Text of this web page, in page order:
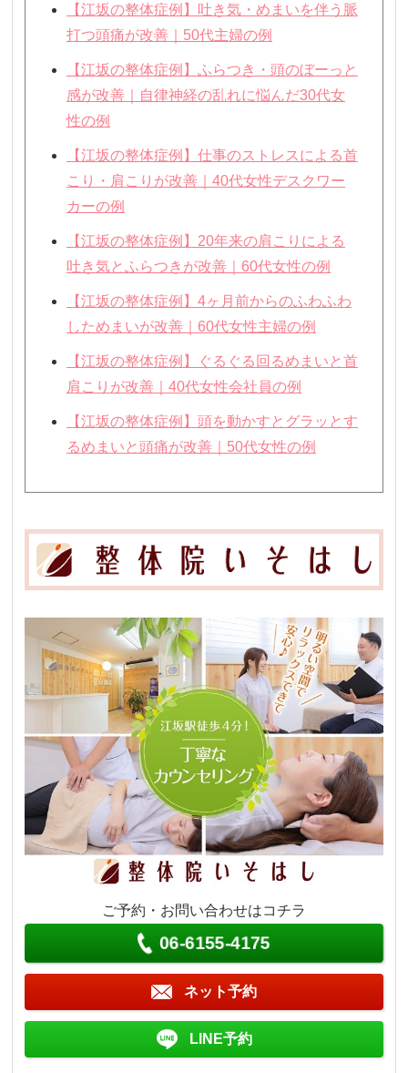
【江坂の整体症例】吐き気・めまいを伴う脈
打つ頭痛が改善｜50代主婦の例
【江坂の整体症例】ふらつき・頭のぼーっと
感が改善｜自律神経の乱れに悩んだ30代女
性の例
【江坂の整体症例】仕事のストレスによる首
こり・肩こりが改善｜40代女性デスクワー
カーの例
【江坂の整体症例】20年来の肩こりによる
吐き気とふらつきが改善｜60代女性の例
【江坂の整体症例】4ヶ月前からのふわふわ
しためまいが改善｜60代女性主婦の例
【江坂の整体症例】ぐるぐる回るめまいと首
肩こりが改善｜40代女性会社員の例
【江坂の整体症例】頭を動かすとグラッとす
るめまいと頭痛が改善｜50代女性の例
ご予約・お問い合わせはコチラ
06-6155-4175
ネット予約
LINE予約